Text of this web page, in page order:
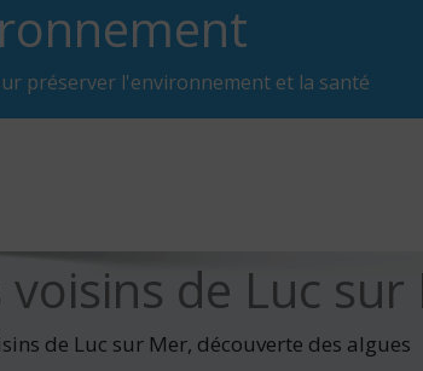
préserver l'environnement et la santé
voisins de Luc
de Luc sur Mer, découverte des algues